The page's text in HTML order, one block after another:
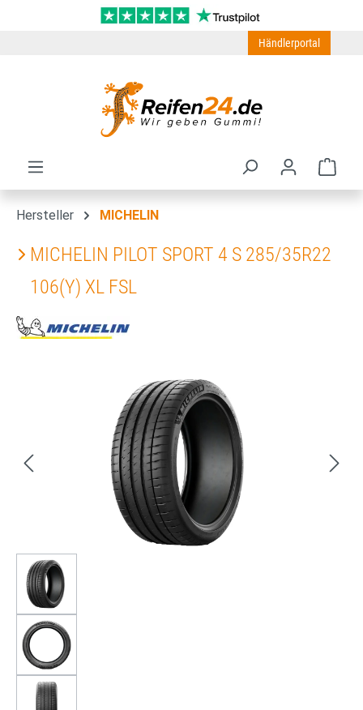
Zum Hauptinhalt springen
Händlerportal
Hersteller MICHELIN
MICHELIN PILOT SPORT 4 S 285/35R22
106(Y) XL FSL
Bildergalerie überspringen